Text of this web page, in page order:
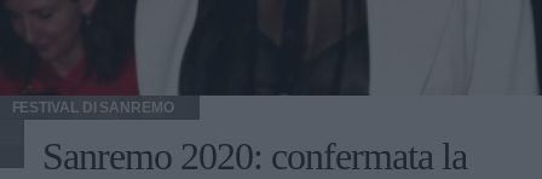
FESTIVAL DI SANREMO
Sanremo 2020: confermata la